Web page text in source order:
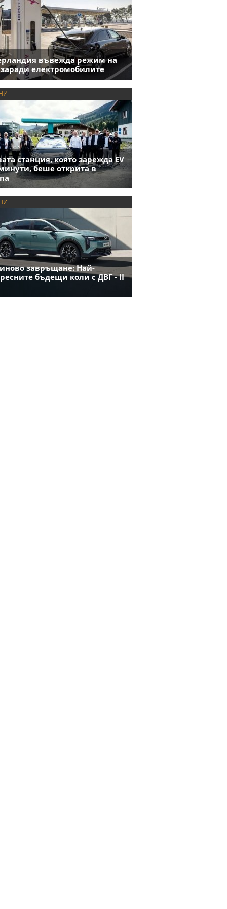
въвежда режим на
заради електромобилите
станция, която зарежда EV
беше открита в
завръщане: Най-
бъдещи коли с ДВГ - II